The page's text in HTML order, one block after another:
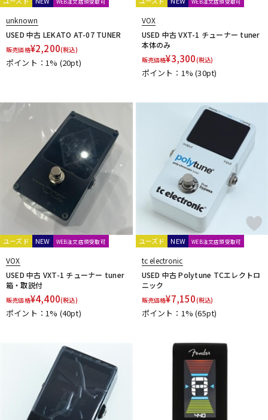
G.I. Batteries G7th GATOR GATOR Frameworks
GHS
Gibson
Golden Power
GOTOH
Grande uomo Graph Tech
Gravity Guitar Picks
GRECO
Greg Bennett GRETSCH
GrooveTech Tools
Grover
Grover Allman Gruv Gear
GUITTO
Happich HARRY'S
Hofner
HOSCO HUDSON MUSIC
Ibanez
Ikebe Original
IN TUNE GP
Inner Bamboo Bass Instruments (IBBI)
J.P.CARLOS
Jackson
JAKE SHIMABUKURO
John Pearse K&M K.Yairi
KALA
Kamaka
KAMINARI KC
K-Garage
Kikutani
Killer KIWAYA Ko’olau
KORG
KR'Z NANO DIAMOND CABLE
kusakusa88 Kyser
La Bella LAMANTA
LAVA MUSIC
Lee Guitars LEVY’S LHL
Lindy Fralin
LUTHIER
Magslide
MAHALO
Manikin Electronic
Marshall
MASTER8 JAPAN
MATON
MAYONES
MD Guitars
Mighty Bright Mi-Si MJC Ironworks
MORRIS
MUSIC NOMAD
MUSIC WORKS
Nail Company
NAZCA STRAP NEO
NIKKO(日工精機)
No Brand
Noah’sark Nordstrand
OFFICIAL EDWARD VAN HALEN MINI GUITARS
Oihata
unknown
USED 中古 LEKATO AT-07 TUNER
販売価格¥2,200(税込)
ポイント：1% (20pt)
VOX
USED 中古 VXT-1 チューナー tuner
本体のみ
販売価格¥3,300(税込)
ポイント：1%(30pt)
ユーズド NEW WEB注文店頭受取可
VOX
USED 中古 VXT-1 チューナー tuner
箱・取説付
販売価格¥4,400(税込)
ポイント：1% (40pt)
ユーズド NEW WEB注文店頭受取可
tc electronic
USED 中古 Polytune TCエレクトロ
ニック
販売価格¥7,150(税込)
ポイント：1%(65pt)